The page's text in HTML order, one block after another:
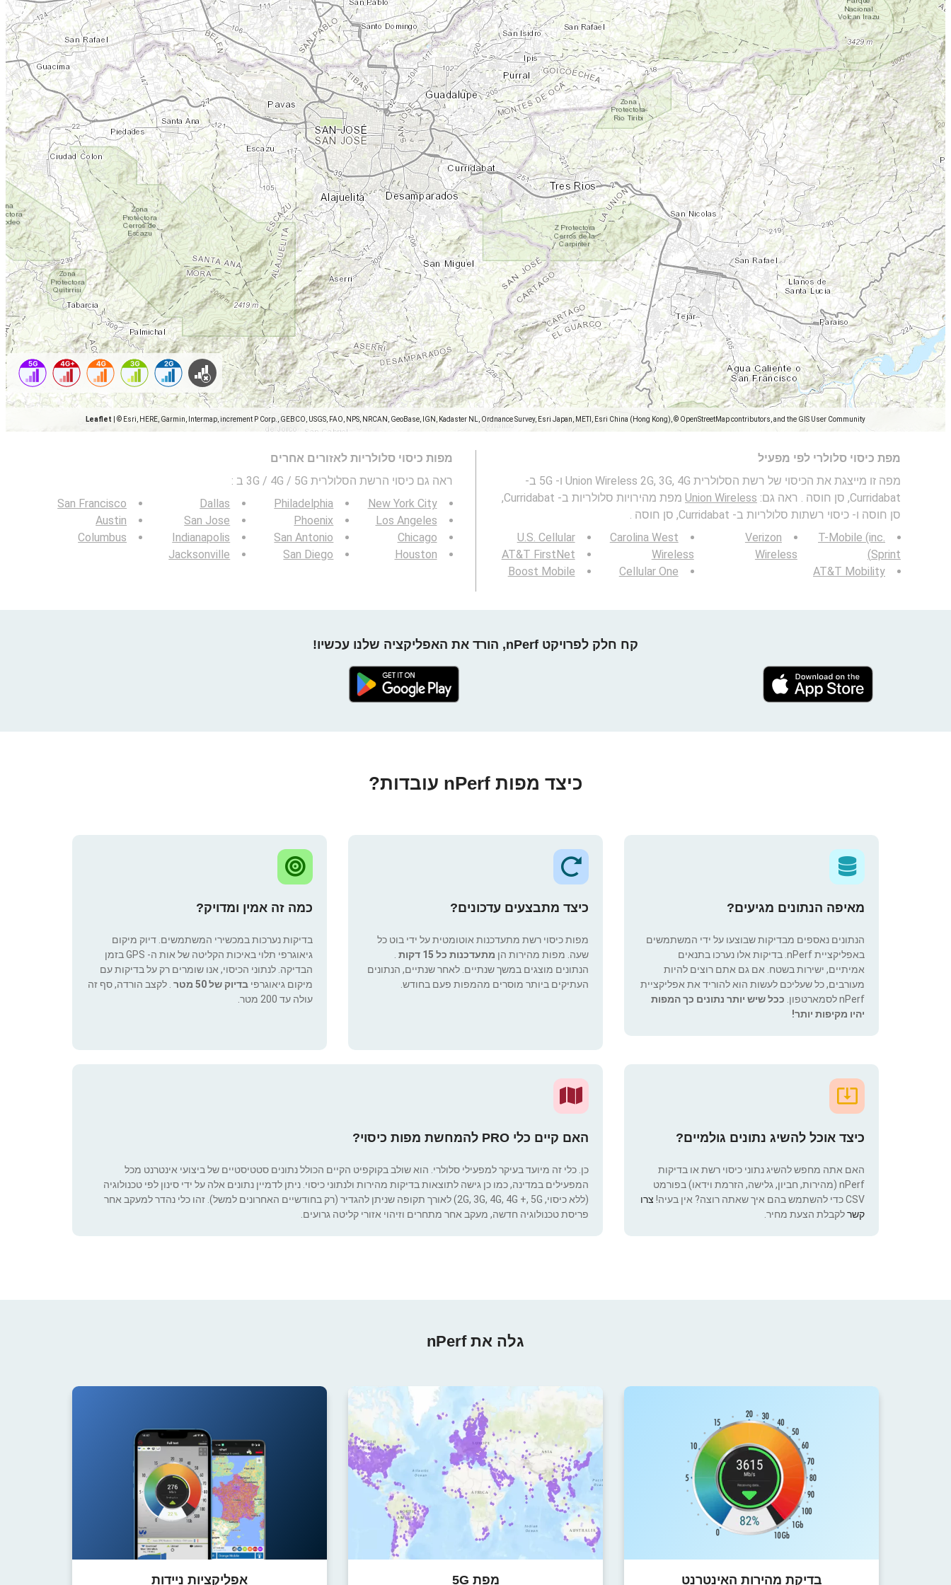
Leaflet © Esri, HERE, Garmin, Intermap, increment P Corp., GEBCO, USGS, FAO, NPS, NRCAN, GeoBase, IGN, Kadaster NL, Ordnance Survey, Esri Japan, METI, Esri China (Hong Kong), © OpenStreetMap contributors, and the GIS User Community
מפת כיסוי סלולרי לפי מפעיל
מפה זו מייצגת את הכיסוי של רשת הסלולרית Union Wireless 2G, 3G, 4G ו- 5G ב-
Curridabat, סן חוסה . ראה גם:
Union Wireless
מפת מהירויות סלולריות ב- Curridabat,
סן חוסה ו- כיסוי רשתות סלולריות ב- Curridabat, סן חוסה .
T-Mobile (inc.
Sprint)
AT&T Mobility
Verizon
Wireless
Carolina West
Wireless
Cellular One
U.S. Cellular
AT&T FirstNet
Boost Mobile
מפות כיסוי סלולריות לאזורים אחרים
ראה גם כיסוי הרשת הסלולרית 3G / 4G / 5G ב
:
New York City
Los Angeles
Chicago
Houston
Philadelphia
Phoenix
San Antonio
San Diego
Dallas
San Jose
Indianapolis
Jacksonville
San Francisco
Austin
Columbus
קח חלק לפרויקט nPerf, הורד את האפליקציה שלנו עכשיו!
כיצד מפות nPerf עובדות?
מאיפה הנתונים מגיעים?
הנתונים נאספים מבדיקות שבוצעו על ידי המשתמשים
באפליקציית nPerf. בדיקות אלו נערכו בתנאים
אמיתיים, ישירות בשטח. אם גם אתם רוצים להיות
מעורבים, כל שעליכם לעשות הוא להוריד את אפליקציית
nPerf לסמארטפון.
ככל שיש יותר נתונים כך המפות
יהיו מקיפות יותר!
כיצד מתבצעים עדכונים?
מפות כיסוי רשת מתעדכנות אוטומטית על ידי בוט כל
שעה. מפות מהירות הן מתעדכנות כל 15 דקות
הנתונים מוצגים במשך שנתיים. לאחר שנתיים, הנתונים
העתיקים ביותר מוסרים מהמפות פעם בחודש.
כמה זה אמין ומדויק?
בדיקות נערכות במכשירי המשתמשים. דיוק מיקום
גיאוגרפי תלוי באיכות הקליטה של אות ה- GPS בזמן
הבדיקה. לנתוני הכיסוי, אנו שומרים רק על בדיקות עם
מיקום גיאוגרפי בדיוק של 50 מטר
. לקצב הורדה, סף זה
עולה עד 200 מטר.
כיצד אוכל להשיג נתונים גולמיים?
האם אתה מחפש להשיג נתוני כיסוי רשת או בדיקות
nPerf (מהירות, חביון, גלישה, הזרמת וידאו) בפורמט
CSV כדי להשתמש בהם איך שאתה רוצה? אין בעיה!
צרו
קשרלקבלת הצעת מחיר.
האם קיים כלי PRO להמחשת מפות כיסוי?
כן. כלי זה מיועד בעיקר למפעילי סלולרי. הוא שולב בקוקפיט הקיים הכולל נתונים סטטיסטיים של ביצועי אינטרנט מכל
המפעילים במדינה, כמו כן גישה לתוצאות בדיקות מהירות ולנתוני כיסוי. ניתן לדמיין נתונים אלה על ידי סינון לפי טכנולוגיה
(ללא כיסוי, 2G, 3G, 4G, 4G +, 5G) לאורך תקופה שניתן להגדיר (רק בחודשיים האחרונים למשל). זהו כלי נהדר למעקב אחר
פריסת טכנולוגיה חדשה, מעקב אחר מתחרים וזיהוי אזורי קליטה גרועים.
גלה את nPerf
בדיקת מהירות האינטרנט מפת 5G אפליקציות ניידות